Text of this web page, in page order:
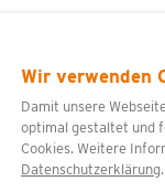
Wir verwenden
Damit unsere
optimal gestaltet und
Cookies. Weitere
Datenschutzerklärung.